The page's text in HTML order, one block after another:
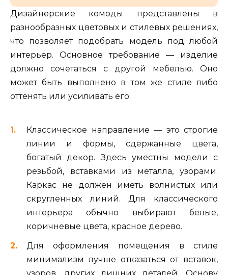
Дизайнерские комоды представлены в
разнообразных цветовых и стилевых решениях,
что позволяет подобрать модель под любой
интерьер. Основное требование — изделие
должно сочетаться с другой мебелью. Оно
может быть выполнено в том же стиле либо
оттенять или усиливать его:
Классическое направление — это строгие
линии и формы, сдержанные цвета,
богатый декор. Здесь уместны модели с
резьбой, вставками из металла, узорами.
Каркас не должен иметь волнистых или
скругленных линий. Для классического
интерьера обычно выбирают белые,
коричневые цвета, красное дерево.
Для оформления помещения в стиле
минимализм лучше отказаться от вставок,